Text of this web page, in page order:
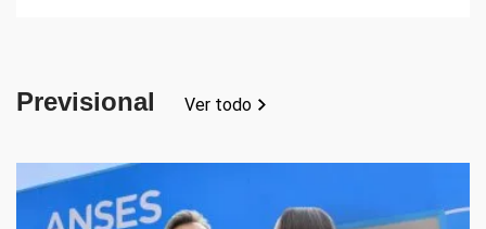
Previsional Ver todo